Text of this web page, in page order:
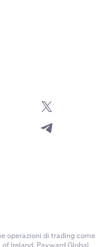
operazioni di trading come